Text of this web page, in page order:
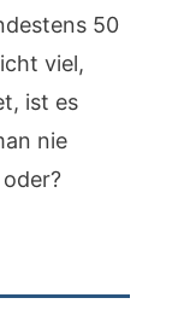
50
viel,
ist es
nie